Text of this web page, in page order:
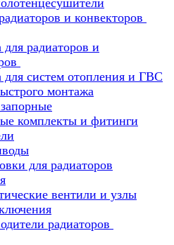
и конвекторов
радиаторов и
для систем отопления и ГВС
монтажа
комплекты и фитинги
для радиаторов
вентили и узлы
радиаторов